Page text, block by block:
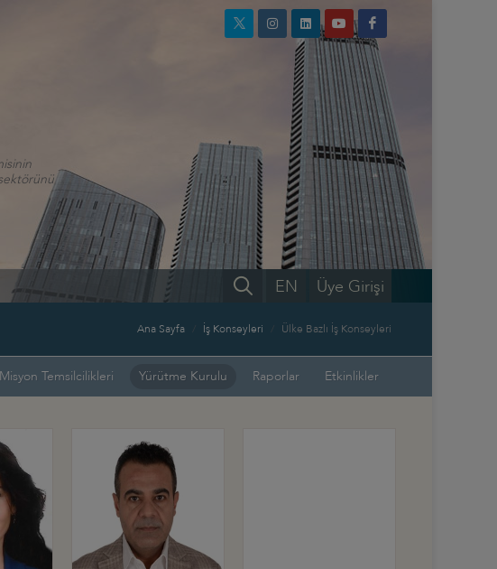
Üye Girişi
EN
Ana Sayfa İş Konseyleri Ülke Bazlı İş Konseyleri
Temsilcilikleri Yürütme Kurulu Raporlar Etkinlikler